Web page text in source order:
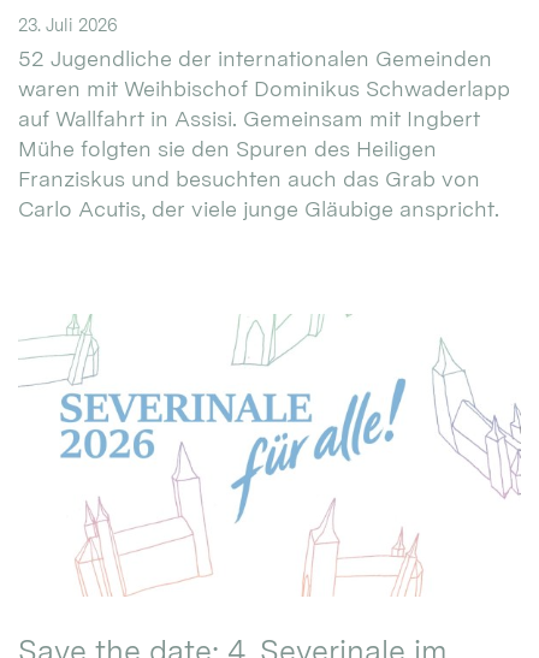
23. Juli 2026
52 Jugendliche der internationalen Gemeinden
waren mit Weihbischof Dominikus Schwaderlapp
auf Wallfahrt in Assisi. Gemeinsam mit Ingbert
Mühe folgten sie den Spuren des Heiligen
Franziskus und besuchten auch das Grab von
Carlo Acutis, der viele junge Gläubige anspricht.
Save the date: 4. Severinale im